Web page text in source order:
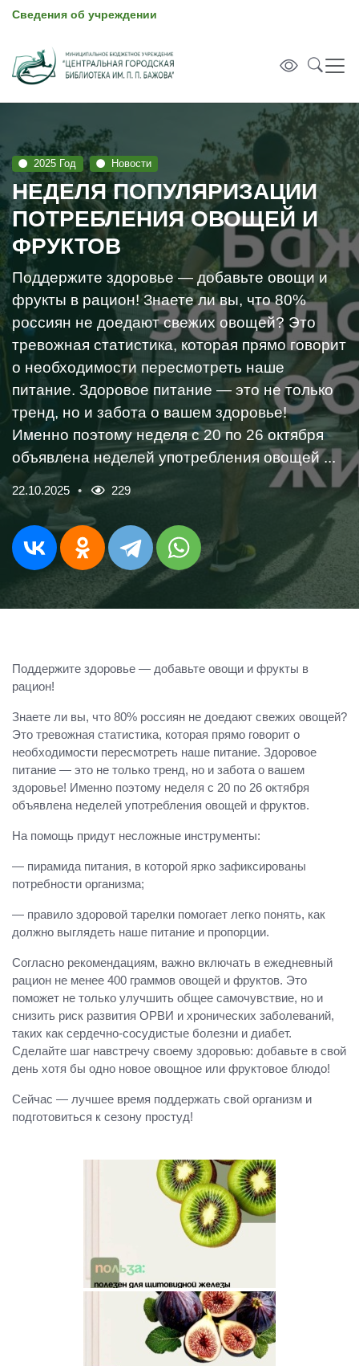
Сведения об учреждении
2025 Год Новости
НЕДЕЛЯ ПОПУЛЯРИЗАЦИИ
ПОТРЕБЛЕНИЯ ОВОЩЕЙ И
ФРУКТОВ
Поддержите здоровье — добавьте овощи и
фрукты в рацион! Знаете ли вы, что 80%
россиян не доедают свежих овощей? Это
тревожная статистика, которая прямо говорит
о необходимости пересмотреть наше
питание. Здоровое питание — это не только
тренд, но и забота о вашем здоровье!
Именно поэтому неделя с 20 по 26 октября
объявлена неделей употребления овощей ...
22.10.2025 229
Поддержите здоровье — добавьте овощи и фрукты в
рацион!
Знаете ли вы, что 80% россиян не доедают свежих овощей?
Это тревожная статистика, которая прямо говорит о
необходимости пересмотреть наше питание. Здоровое
питание — это не только тренд, но и забота о вашем
здоровье! Именно поэтому неделя с 20 по 26 октября
объявлена неделей употребления овощей и фруктов.
На помощь придут несложные инструменты:
— пирамида питания, в которой ярко зафиксированы
потребности организма;
— правило здоровой тарелки помогает легко понять, как
должно выглядеть наше питание и пропорции.
Согласно рекомендациям, важно включать в ежедневный
рацион не менее 400 граммов овощей и фруктов. Это
поможет не только улучшить общее самочувствие, но и
снизить риск развития ОРВИ и хронических заболеваний,
таких как сердечно-сосудистые болезни и диабет.
Сделайте шаг навстречу своему здоровью: добавьте в свой
день хотя бы одно новое овощное или фруктовое блюдо!
Сейчас — лучшее время поддержать свой организм и
подготовиться к сезону простуд!